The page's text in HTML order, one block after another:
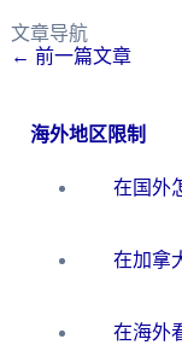
文章导航
← 前一篇文章
海外地区限制